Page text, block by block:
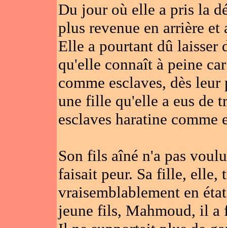
Du jour où elle a pris la
plus revenue en arrière et
Elle a pourtant dû laisser
qu'elle connaît à peine
comme esclaves, dès
une fille qu'elle a eus de
esclaves haratine comme
Son fils aîné n'a pas
faisait peur. Sa fille, elle,
vraisemblablement en
jeune fils, Mahmoud, il a